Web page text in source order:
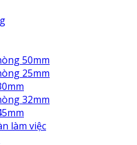
50mm
25mm
32mm
làm việc